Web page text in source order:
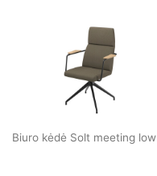
Biuro kėdė Solt meeting low